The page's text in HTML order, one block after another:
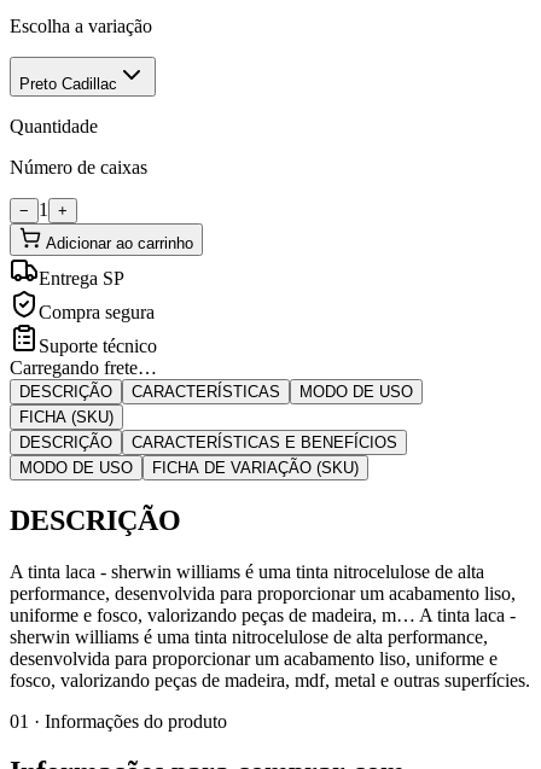
Escolha a variação
Preto Cadillac
Quantidade
Número de caixas
− 1
+
Adicionar ao carrinho
Entrega SP
Compra segura
Suporte técnico
Carregando frete…
DESCRIÇÃO CARACTERÍSTICAS
MODO DE USO
FICHA (SKU)
DESCRIÇÃO
CARACTERÍSTICAS E BENEFÍCIOS
MODO DE USO
FICHA DE VARIAÇÃO (SKU)
DESCRIÇÃO
A tinta laca - sherwin williams é uma tinta nitrocelulose de alta
performance, desenvolvida para proporcionar um acabamento liso,
uniforme e fosco, valorizando peças de madeira, m… A tinta laca -
sherwin williams é uma tinta nitrocelulose de alta performance,
desenvolvida para proporcionar um acabamento liso, uniforme e
fosco, valorizando peças de madeira, mdf, metal e outras superfícies.
01 · Informações do produto